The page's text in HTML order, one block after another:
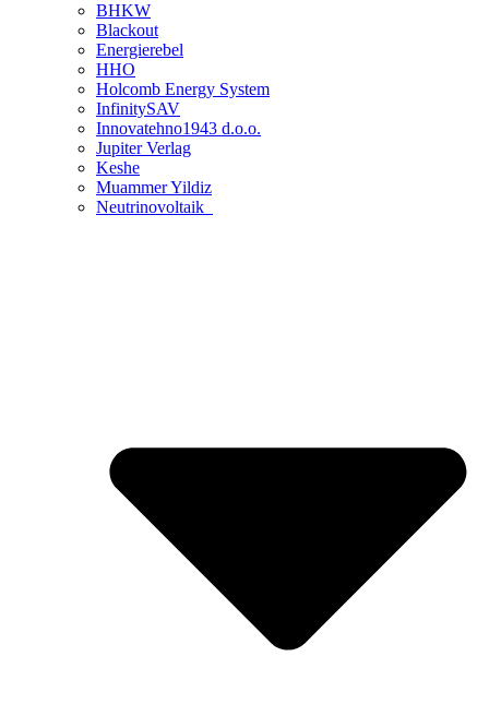
BHKW
Blackout
Energierebel
HHO
Holcomb Energy System
InfinitySAV
Innovatehno1943 d.o.o.
Jupiter Verlag
Keshe
Muammer Yildiz
Neutrinovoltaik